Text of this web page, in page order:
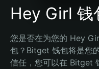
Hey Girl 钱
您是否在为您的 Hey
包？Bitget 钱包将是您
信任，您可以在 Bitget